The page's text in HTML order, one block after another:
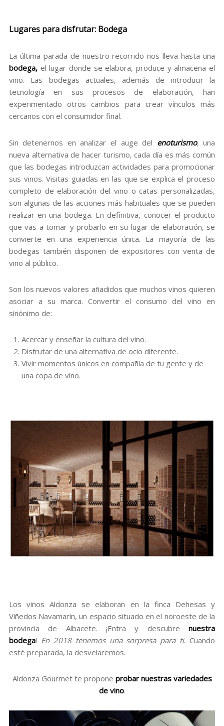
Lugares para disfrutar: Bodega
La última parada de nuestro recorrido nos lleva hasta una
bodega,el lugar donde se elabora, produce y almacena el
vino. Las bodegas actuales, además de introducir la
tecnología en sus procesos de elaboración, han
experimentado otros cambios para crear vínculos más
cercanos con el consumidor final.
Sin detenernos en analizar el auge del enoturismo, una
nueva alternativa de hacer turismo, cada día es más común
que las bodegas introduzcan actividades para promocionar
sus vinos. Visitas guiadas en las que se explica el proceso
completo de elaboración del vino o catas personalizadas,
son algunas de las acciones más habituales que se pueden
realizar en una bodega. En definitiva, conocer el producto
que vas a tomar y probarlo en su lugar de elaboración, se
convierte en una experiencia única. La mayoría de las
bodegas también disponen de expositores con venta de
vino al público.
Son los nuevos valores añadidos que muchos vinos quieren
asociar a su marca. Convertir el consumo del vino en
sinónimo de:
Acercar y enseñar la cultura del vino.
Disfrutar de una alternativa de ocio diferente.
Vivir momentos únicos en compañía de tu gente y de
una copa de vino.
Los vinos Aldonza se elaboran en la finca Dehesas y
Viñedos Navamarín, un espacio situado en el noroeste de la
provincia de Albacete. ¡Entra y descubrenuestra
bodega! En 2018 tenemos una sorpresa para ti. Cuando
esté preparada, la desvelaremos.
Aldonza Gourmet te propone probar nuestras variedades
de vino.